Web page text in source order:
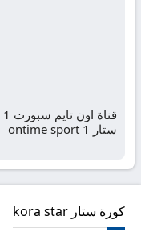
ستار ontime sport 1
كورة ستار kora star